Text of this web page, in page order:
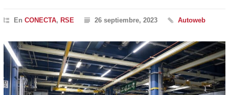
En CONECTA, RSE 26 septiembre, 2023 Autoweb